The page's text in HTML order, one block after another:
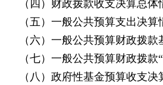
（四）财政拨款收支决算总体
（五）一般公共预算支出决算
（六）一般公共预算财政拨
（七）一般公共预算财政拨款
（八）政府性基金预算收支决